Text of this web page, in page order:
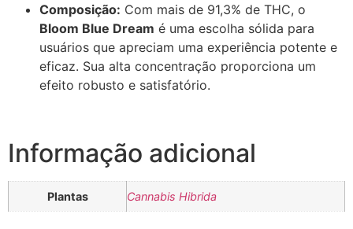
Composição: Com mais de 91,3% de THC, o
Bloom Blue Dream é uma escolha sólida para
usuários que apreciam uma experiência potente e
eficaz. Sua alta concentração proporciona um
efeito robusto e satisfatório.
Informação adicional
Plantas Cannabis Hibrida